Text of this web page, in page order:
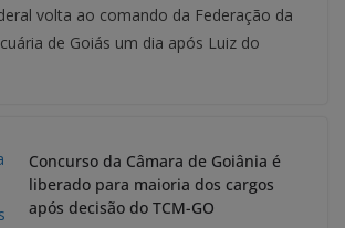
volta ao comando da Federação da
de Goiás um dia após Luiz do
Concurso da Câmara de Goiânia é
liberado para maioria dos cargos
após decisão do TCM-GO